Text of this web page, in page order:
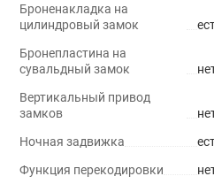
Броненакладка на
цилиндровый замок
Бронепластина на
сувальдный замок
Вертикальный привод
замков
Ночная задвижка
Функция перекодировки